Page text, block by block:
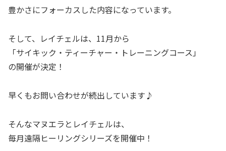
豊かさにフォーカスした内容になっています。
そして、レイチェルは、11月から
「サイキック・ティーチャー・トレーニングコース」
の開催が決定！
早くもお問い合わせが続出しています♪
そんなマヌエラとレイチェルは、
毎月遠隔ヒーリングシリーズを開催中！